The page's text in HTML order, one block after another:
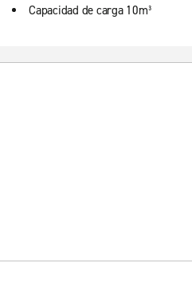
Capacidad de carga 10m³